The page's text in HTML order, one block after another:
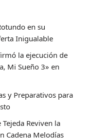
en su
Inigualable
la ejecución de
Mi Sueño 3» en
y Preparativos para
Reviven la
Cadena Melodías